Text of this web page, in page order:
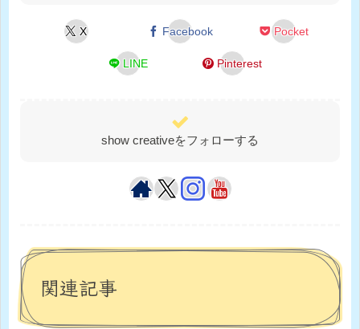
X Facebook Pocket
LINE Pinterest
show creativeをフォローする
関連記事